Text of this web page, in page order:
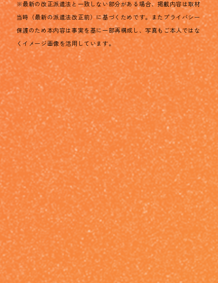
※最新の改正派遣法と一致しない部分がある場合、掲載内容は取材
当時（最新の派遣法改正前）に基づくためです。またプライバシー
保護のため本内容は事実を基に一部再構成し、写真もご本人ではな
くイメージ画像を活用しています。